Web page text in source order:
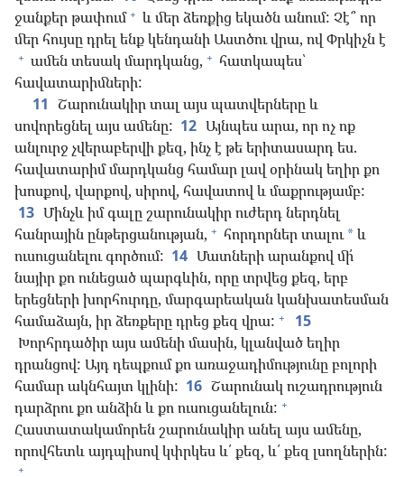
ջանքեր թափում + և մեր ձեռքից եկածն անում: Չէ՞ որ
մեր հույսը դրել ենք կենդանի Աստծու վրա, ով Փրկիչն է
+ ամեն տեսակ մարդկանց, + հատկապես՝
հավատարիմների:
11 Շարունակիր տալ այս պատվերները և
սովորեցնել այս ամենը: 12 Այնպես արա, որ ոչ ոք
անլուրջ չվերաբերվի քեզ, ինչ է թե երիտասարդ ես.
հավատարիմ մարդկանց համար լավ օրինակ եղիր քո
խոսքով, վարքով, սիրով, հավատով և մաքրությամբ:
13 Մինչև իմ գալը շարունակիր ուժերդ ներդնել
հանրային ընթերցանության, + հորդորներ տալու *և
ուսուցանելու գործում: 14 Մատների արանքով մի՛
նայիր քո ունեցած պարգևին, որը տրվեց քեզ, երբ
երեցների խորհուրդը, մարգարեական կանխատեսման
համաձայն, իր ձեռքերը դրեց քեզ վրա: +
15
Խորհրդածիր այս ամենի մասին, կլանված եղիր
դրանցով: Այդ դեպքում քո առաջադիմությունը բոլորի
համար ակնհայտ կլինի: 16 Շարունակ ուշադրություն
դարձրու քո անձին և քո ուսուցանելուն: +
Հաստատակամորեն շարունակիր անել այս ամենը,
որովհետև այդպիսով կփրկես և՛ քեզ, և՛ քեզ լսողներին:
+